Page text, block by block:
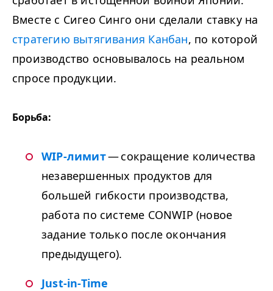
Вместе с Сигео Синго они сделали ставку на
стратегию вытягивания Канбан, по которой
производство основывалось на реальном
спросе продукции.
Борьба:
WIP-лимит— сокращение количества
незавершенных продуктов для
большей гибкости производства,
работа по системе CONWIP (новое
задание только после окончания
предыдущего).
Just-in-Time